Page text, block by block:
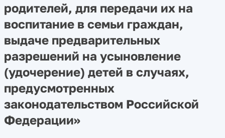
родителей, для передачи их на
воспитание в семьи граждан,
выдаче предварительных
разрешений на усыновление
(удочерение) детей в случаях,
предусмотренных
законодательством Российской
Федерации»